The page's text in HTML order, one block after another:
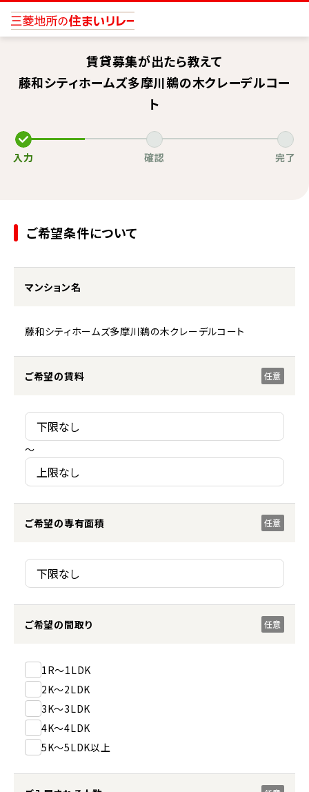
賃貸募集が出たら教えて
藤和シティホームズ多摩川鵜の木クレーデルコー
ト
入力 確認 完了
ご希望条件について
マンション名
藤和シティホームズ多摩川鵜の木クレーデルコート
ご希望の賃料 任意
～
ご希望の専有面積 任意
ご希望の間取り 任意
1R～1LDK
2K～2LDK
3K～3LDK
4K～4LDK
5K～5LDK以上